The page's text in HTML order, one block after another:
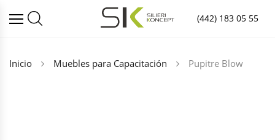
(442) 183 05 55
Inicio Muebles para Capacitación Pupitre Blow